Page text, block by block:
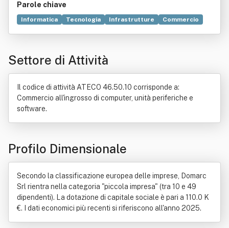
Parole chiave
Informatica Tecnologia Infrastrutture
Commercio
Sicurezza informatica
Conoscenza
Acero Contabilità Metodologia
Antivirus
Esportazione
Settore di Attività
Il codice di attività ATECO 46.50.10 corrisponde a:
Commercio all'ingrosso di computer, unità periferiche e
software.
Profilo Dimensionale
Secondo la classificazione europea delle imprese, Domarc
Srl rientra nella categoria "piccola impresa" (tra 10 e 49
dipendenti). La dotazione di capitale sociale è pari a 110.0 K
€. I dati economici più recenti si riferiscono all'anno 2025.